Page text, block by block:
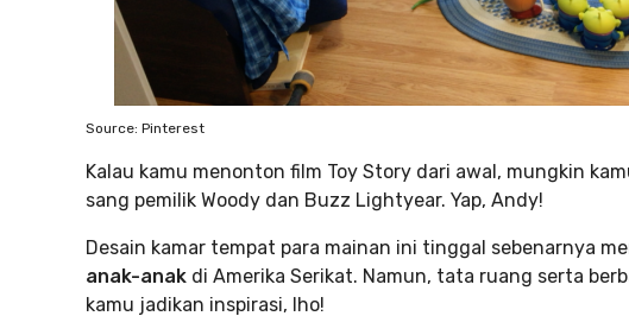
Source: Pinterest
Kalau kamu menonton film Toy Story dari awal, mungkin
sang pemilik Woody dan Buzz Lightyear. Yap, Andy!
Desain kamar tempat para mainan ini tinggal sebenarnya
anak-anak di Amerika Serikat. Namun, tata ruang serta
kamu jadikan inspirasi, lho!